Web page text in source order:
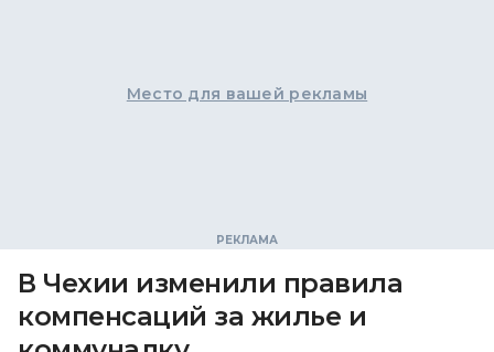
Место для вашей рекламы
В Чехии изменили правила
компенсаций за жилье и